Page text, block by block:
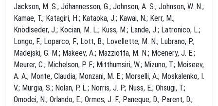
Jackson, M. S.; Jóhannesson, G.; Johnson, A. S.; Johnson, W. N.;
Kamae, T.; Katagiri, H.; Kataoka, J.; Kawai, N.; Kerr, M.;
Knödlseder, J.; Kocian, M. L.; Kuss, M.; Lande, J.; Latronico, L.;
Longo, F.; Loparco, F.; Lott, B.; Lovellette, M. N.; Lubrano, P.;
Madejski, G. M.; Makeev, A.; Mazziotta, M. N.; Mcenery, J. E.;
Meurer, C.; Michelson, P. F.; Mitthumsiri, W.; Mizuno, T.; Moiseev,
A. A.; Monte, Claudia; Monzani, M. E.; Morselli, A.; Moskalenko, I.
V.; Murgia, S.; Nolan, P. L.; Norris, J. P.; Nuss, E.; Ohsugi, T.;
Omodei, N.; Orlando, E.; Ormes, J. F.; Paneque, D.; Parent, D.;